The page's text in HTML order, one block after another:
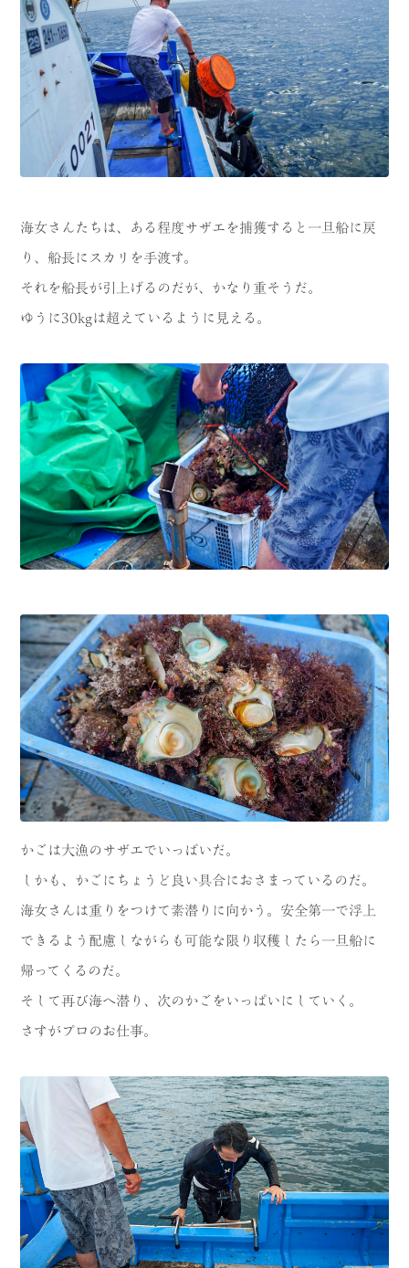
海女さんたちは、ある程度サザエを捕獲すると一旦船に戻
り、船長にスカリを手渡す。
それを船長が引上げるのだが、かなり重そうだ。
ゆうに30kgは超えているように見える。
かごは大漁のサザエでいっぱいだ。
しかも、かごにちょうど良い具合におさまっているのだ。
海女さんは重りをつけて素潜りに向かう。安全第一で浮上
できるよう配慮しながらも可能な限り収穫したら一旦船に
帰ってくるのだ。
そして再び海へ潜り、次のかごをいっぱいにしていく。
さすがプロのお仕事。